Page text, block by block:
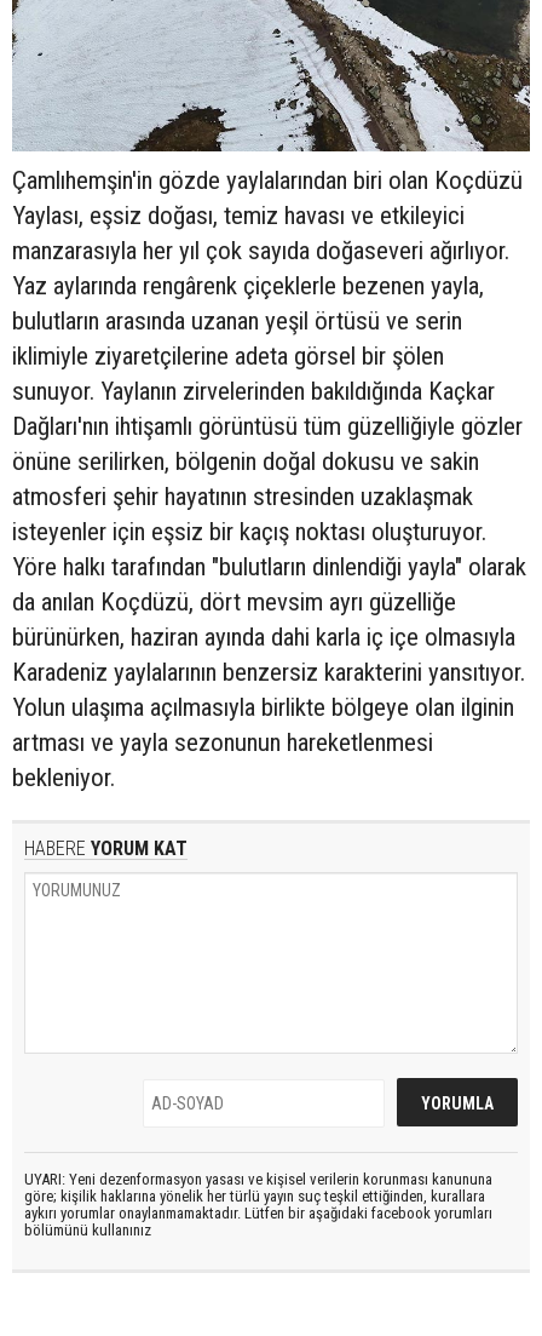
Çamlıhemşin'in gözde yaylalarından biri olan Koçdüzü
Yaylası, eşsiz doğası, temiz havası ve etkileyici
manzarasıyla her yıl çok sayıda doğaseveri ağırlıyor.
Yaz aylarında rengârenk çiçeklerle bezenen yayla,
bulutların arasında uzanan yeşil örtüsü ve serin
iklimiyle ziyaretçilerine adeta görsel bir şölen
sunuyor. Yaylanın zirvelerinden bakıldığında Kaçkar
Dağları'nın ihtişamlı görüntüsü tüm güzelliğiyle gözler
önüne serilirken, bölgenin doğal dokusu ve sakin
atmosferi şehir hayatının stresinden uzaklaşmak
isteyenler için eşsiz bir kaçış noktası oluşturuyor.
Yöre halkı tarafından "bulutların dinlendiği yayla" olarak
da anılan Koçdüzü, dört mevsim ayrı güzelliğe
bürünürken, haziran ayında dahi karla iç içe olmasıyla
Karadeniz yaylalarının benzersiz karakterini yansıtıyor.
Yolun ulaşıma açılmasıyla birlikte bölgeye olan ilginin
artması ve yayla sezonunun hareketlenmesi
bekleniyor.
HABERE YORUM KAT
UYARI: Yeni dezenformasyon yasası ve kişisel verilerin korunması kanununa
göre; kişilik haklarına yönelik her türlü yayın suç teşkil ettiğinden, kurallara
aykırı yorumlar onaylanmamaktadır. Lütfen bir aşağıdaki facebook yorumları
bölümünü kullanınız